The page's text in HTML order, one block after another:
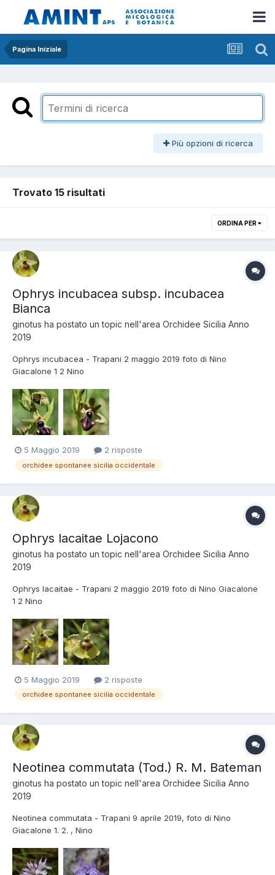
Pagina Iniziale
Più opzioni di ricerca
Trovato 15 risultati
ORDINA PER
Ophrys incubacea subsp. incubacea
Bianca
ginotus ha postato un topic nell'area Orchidee Sicilia Anno
2019
Ophrys incubacea - Trapani 2 maggio 2019 foto di Nino
Giacalone 1 2 Nino
5 Maggio 2019 2 risposte
orchidee spontanee sicilia occidentale
Ophrys lacaitae Lojacono
ginotus ha postato un topic nell'area Orchidee Sicilia Anno
2019
Ophrys lacaitae - Trapani 2 maggio 2019 foto di Nino Giacalone
1 2 Nino
5 Maggio 2019 2 risposte
orchidee spontanee sicilia occidentale
Neotinea commutata (Tod.) R. M. Bateman
ginotus ha postato un topic nell'area Orchidee Sicilia Anno
2019
Neotinea commutata - Trapani 9 aprile 2019, foto di Nino
Giacalone 1. 2. , Nino